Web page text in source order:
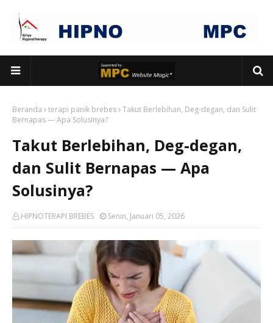
Beranda terapi panik brebes Takut Berlebihan, Deg-degan, dan Sulit
Bernapas — Apa Solusinya?
Takut Berlebihan, Deg-degan,
dan Sulit Bernapas — Apa
Solusinya?
HIPNOTERAPI BREBES Senin, Januari 05, 2026